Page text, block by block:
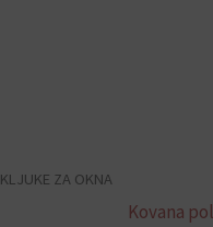
KLJUKE ZA OKNA
Kovana